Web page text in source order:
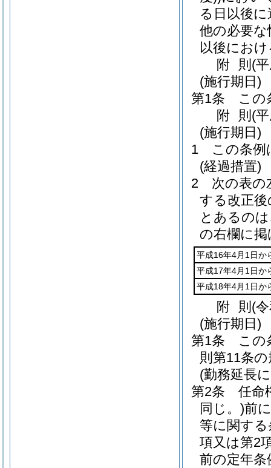
る日以後
他の必要
以後にお
附 則 (
(施行期日)
第1条
この
附 則 (
(施行期日)
1
この条例
(経過措置)
2
次の表の
する改正
とあるの
の右欄に
平成16年4月1日か
平成17年4月1日か
平成18年4月1日か
附 則 (
(施行期日)
第1条
この
則第11条
(勤務延長
第2条
任命
同じ。)前
等に関する
項又は第2
前の定年条